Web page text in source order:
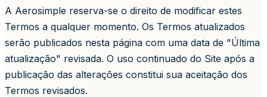
A Aerosimple reserva-se o direito de modificar estes
Termos a qualquer momento. Os Termos atualizados
serão publicados nesta página com uma data de "Última
atualização" revisada. O uso continuado do Site após a
publicação das alterações constitui sua aceitação dos
Termos revisados.